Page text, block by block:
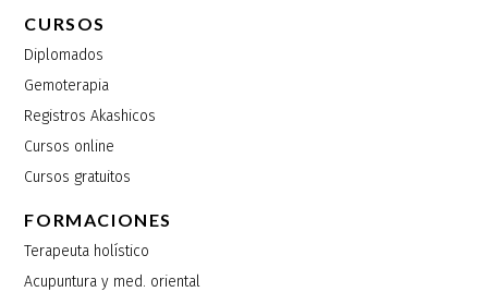
CURSOS
Diplomados
Gemoterapia
Registros Akashicos
Cursos online
Cursos gratuitos
FORMACIONES
Terapeuta holístico
Acupuntura y med. oriental